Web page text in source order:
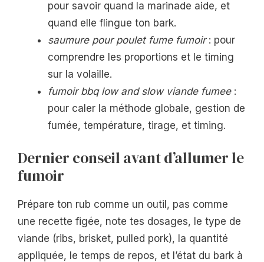
pour savoir quand la marinade aide, et
quand elle flingue ton bark.
saumure pour poulet fume fumoir: pour
comprendre les proportions et le timing
sur la volaille.
fumoir bbq low and slow viande fumee:
pour caler la méthode globale, gestion de
fumée, température, tirage, et timing.
Dernier conseil avant d’allumer le
fumoir
Prépare ton rub comme un outil, pas comme
une recette figée, note tes dosages, le type de
viande (ribs, brisket, pulled pork), la quantité
appliquée, le temps de repos, et l’état du bark à